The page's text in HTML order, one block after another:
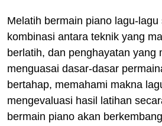
Melatih bermain piano lagu-
kombinasi antara teknik yang
berlatih, dan penghayatan yang
menguasai dasar-dasar
bertahap, memahami makna
mengevaluasi hasil latihan
bermain piano akan